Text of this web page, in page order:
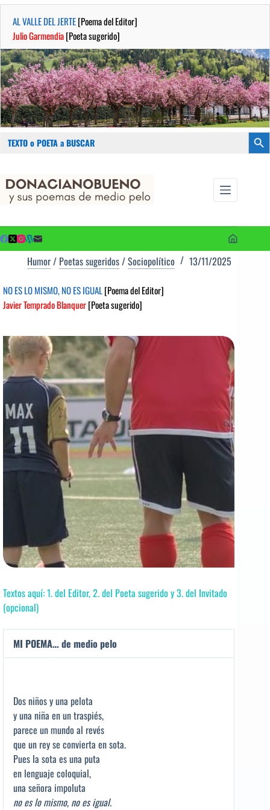
AL VALLE DEL JERTE[Poema del Editor]
Julio Garmendia[Poeta sugerido]
contenido
Humor/ Poetas sugeridos/Sociopolítico 13/11/2025
NO ES LO MISMO, NO ES IGUAL[Poema del Editor]
Javier Temprado Blanquer[Poeta sugerido]
Textos aquí: 1. del Editor, 2. del Poeta sugerido y 3. del Invitado
(opcional)
MI POEMA… de medio pelo
Dos niños y una pelota
y una niña en un traspiés,
parece un mundo al revés
que un rey se convierta en sota.
Pues la sota es una puta
en lenguaje coloquial,
una señora impoluta
no es lo mismo, no es igual.